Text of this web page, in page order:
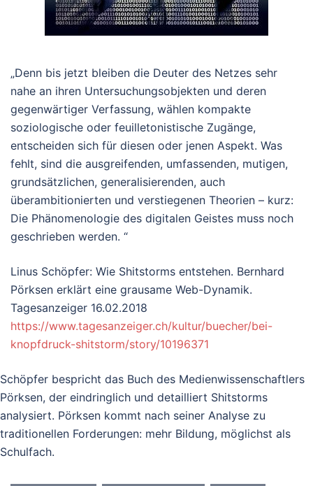
„Denn bis jetzt bleiben die Deuter des Netzes sehr
nahe an ihren Untersuchungsobjekten und deren
gegenwärtiger Verfassung, wählen kompakte
soziologische oder feuilletonistische Zugänge,
entscheiden sich für diesen oder jenen Aspekt. Was
fehlt, sind die ausgreifenden, umfassenden, mutigen,
grundsätzlichen, generalisierenden, auch
überambitionierten und verstiegenen Theorien – kurz:
Die Phänomenologie des digitalen Geistes muss noch
geschrieben werden. “
Linus Schöpfer: Wie Shitstorms entstehen. Bernhard
Pörksen erklärt eine grausame Web-Dynamik.
Tagesanzeiger 16.02.2018
https://www.tagesanzeiger.ch/kultur/buecher/bei-
knopfdruck-shitstorm/story/10196371
Schöpfer bespricht das Buch des Medienwissenschaftlers
Pörksen, der eindringlich und detailliert Shitstorms
analysiert. Pörksen kommt nach seiner Analyse zu
traditionellen Forderungen: mehr Bildung, möglichst als
Schulfach.